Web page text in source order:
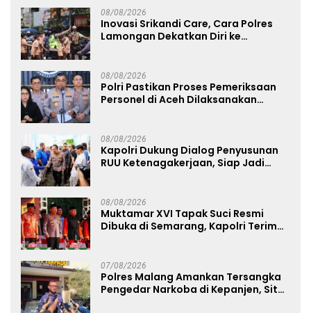
08/08/2026
Inovasi Srikandi Care, Cara Polres
Lamongan Dekatkan Diri ke
08/08/2026
Polri Pastikan Proses Pemeriksaan
Personel di Aceh Dilaksanakan
08/08/2026
Kapolri Dukung Dialog Penyusunan
RUU Ketenagakerjaan, Siap Jadi
08/08/2026
Muktamar XVI Tapak Suci Resmi
Dibuka di Semarang, Kapolri Terima
07/08/2026
Polres Malang Amankan Tersangka
Pengedar Narkoba di Kepanjen, Sita